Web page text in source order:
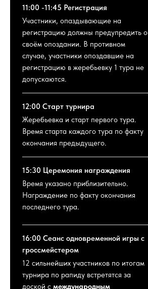
11:00 -11:45 Регистрация
Участники, опаздывающие на
регистрацию должны предупредить о
своём опоздании. В противном
случае, участники опоздавшие на
регистрацию в жеребьевку 1 тура не
допускаются.
12:00 Старт турнира
Жеребьевка и старт первого тура.
Время старта каждого тура по факту
окончания предыдущего.
15:30 Церемония награждения
Время указано приблизительно.
Награждение по факту окончания
последнего тура.
16:00 Сеанс одновременной игры c
гроссмейстером
12 сильнейших участников по итогам
турнира по рапиду встретятся за
доской с международным